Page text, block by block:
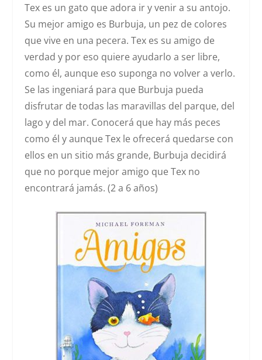
Tex es un gato que adora ir y venir a su antojo.
Su mejor amigo es Burbuja, un pez de colores
que vive en una pecera. Tex es su amigo de
verdad y por eso quiere ayudarlo a ser libre,
como él, aunque eso suponga no volver a verlo.
Se las ingeniará para que Burbuja pueda
disfrutar de todas las maravillas del parque, del
lago y del mar. Conocerá que hay más peces
como él y aunque Tex le ofrecerá quedarse con
ellos en un sitio más grande, Burbuja decidirá
que no porque mejor amigo que Tex no
encontrará jamás. (2 a 6 años)